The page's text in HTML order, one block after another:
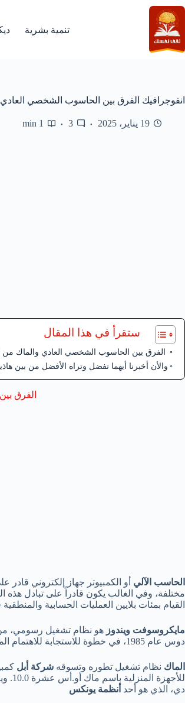
التجاوز
إلى
المحتوى
تنمية بشرية
انفوجرافيك الفرق بين الحاسوب الشخصي
19 يناير، 2025 3
1 min
ستقرأ في هذا المقال
الفرق بين الحاسوب الشخصي العادي والماك من
والأن أخبرنا أيهما تفضل وتراه الأفضل من بين
الفرق
الحاسب الآلي أو الكمبيوتر جهاز إلكتروني
مختلفة، وفي الغالب يكون قادراً على تبادل هذه
القيام بمئات بلايين العمليات الحسابية
مايكروسوفت ويندوز هو نظام تشغيل رسومي، من
دوس عام 1985، في خطوة للاستجابة للاهتمام المتزايد في واجهات المستخدم الرسومية .
الماك نظام تشغيل تطوره وتسوقه شركة أبل
دي، الذي هو أحد أنظمة يونكس